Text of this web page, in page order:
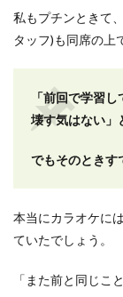
私もプチンときて
タッフ)も同席の上
「前回で学習
壊す気はない」
でもそのときす
本当にカラオケに
ていたでしょう。
「また前と同じこ